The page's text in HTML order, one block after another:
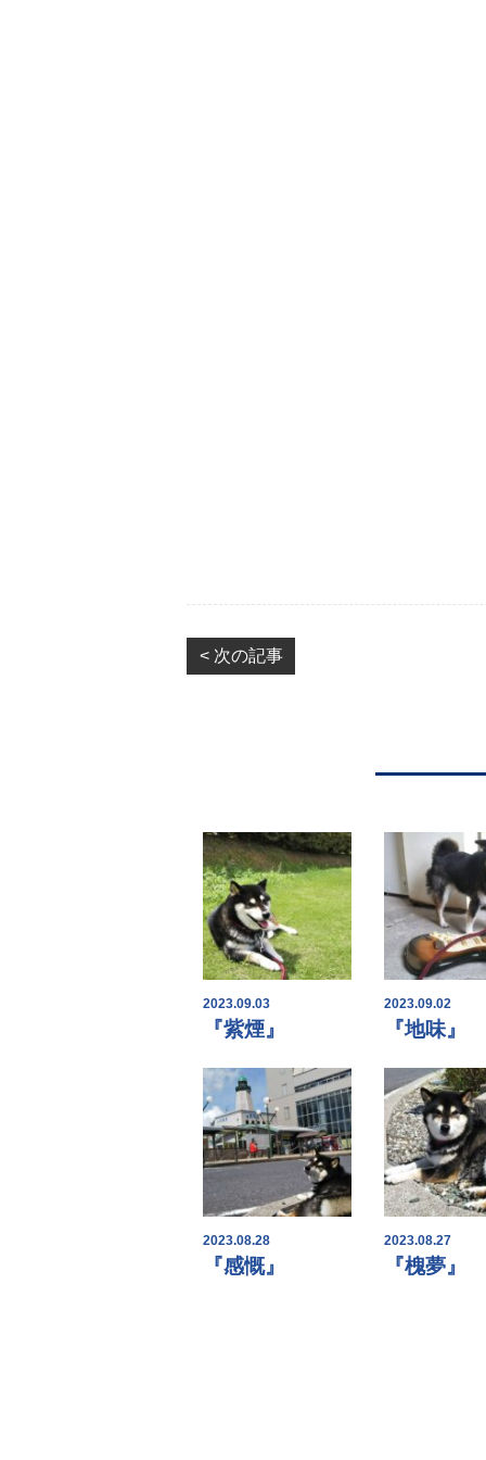
< 次の記事
2023.09.03
『紫煙』
2023.09.02
『地味』
2023.08.28
『感慨』
2023.08.27
『槐夢』